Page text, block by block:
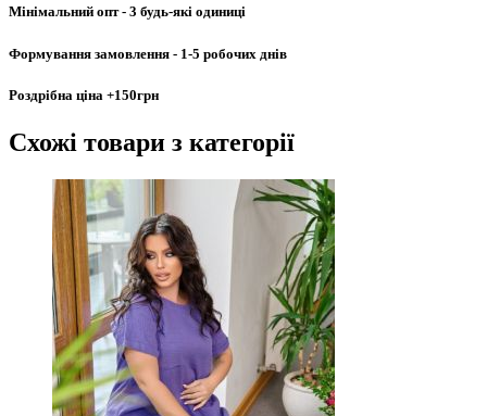
Мінімальний опт- 3 будь-які одиниці
Формування замовлення - 1-5 робочих днів
Роздрібна ціна +150грн
Схожі товари з категорії